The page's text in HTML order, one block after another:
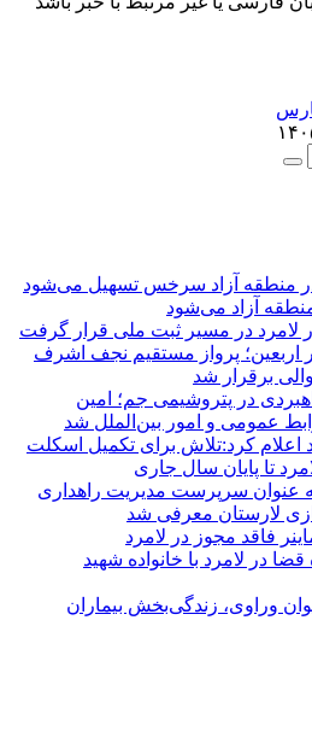
منطقه آزاد سرخس تسهیل می‌شود
آزاد می‌شود
اربعین؛ پرواز مستقیم نجف اشرف
برقرار شد
در پتروشیمی جم؛ امین
عمومی و امور بین‌الملل شد
اعلام کرد:تلاش برای تکمیل اسکلت
تا پایان سال جاری
عنوان سرپرست مدیریت راهداری
لارستان معرفی شد
در لامرد با خانواده شهید
وراوی، زندگی‌بخش بیماران